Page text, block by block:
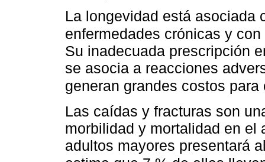
La longevidad está asociada
enfermedades crónicas y
Su inadecuada prescripción
se asocia a reacciones
generan grandes costos
Las caídas y fracturas son
morbilidad y mortalidad en el
adultos mayores presentará